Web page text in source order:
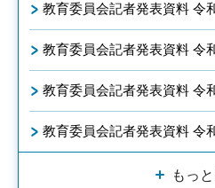
教育委員会記者発表資料 令
教育委員会記者発表資料 令
教育委員会記者発表資料 令
教育委員会記者発表資料 令
もっ